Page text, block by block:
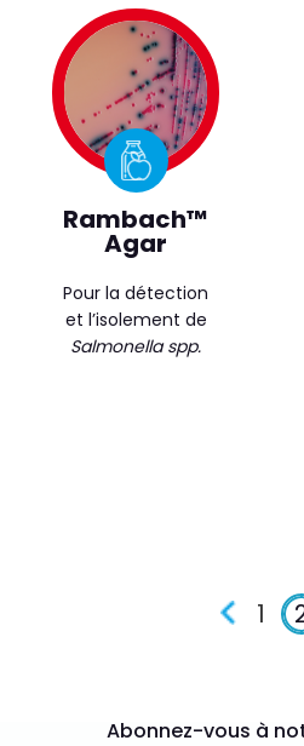
Rambach™
Agar
Pour la détection
et l’isolement de
Salmonella spp.
1
Abonnez-vous à